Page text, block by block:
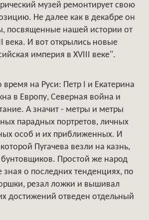
музей ремонтирует свою
Не далее как в декабре он
посвященные нашей истории от
века. И вот открылись новые
империя в XVIII веке".
время на Руси: Петр I и Екатерина
в Европу, Северная война и
А значит - метры и метры
парадных портретов, личных
особ и их приближенных. И
Пугачева везли на казнь,
Простой же народ
о последних тенденциях, по
резал ложки и вышивал
достижений отведен отдельный